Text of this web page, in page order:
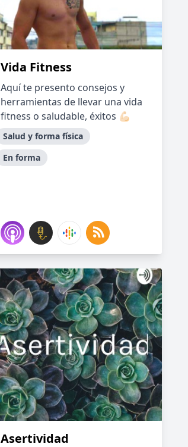
Vida Fitness
Aquí te presento consejos y
herramientas de llevar una vida
fitness o saludable, éxitos 💪🏻
Salud y forma física
En forma
Asertividad